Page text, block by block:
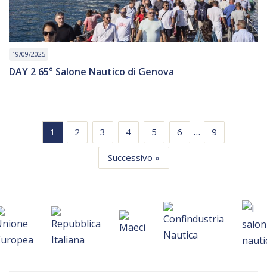
19/09/2025
DAY 2 65° Salone Nautico di Genova
1 2 3 4 5 6 … 9
Successivo »